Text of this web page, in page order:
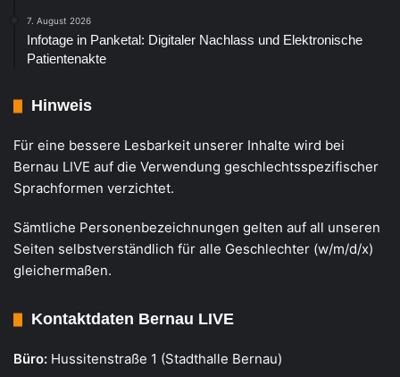
7. August 2026
Infotage in Panketal: Digitaler Nachlass und Elektronische
Patientenakte
Hinweis
Für eine bessere Lesbarkeit unserer Inhalte wird bei
Bernau LIVE auf die Verwendung geschlechtsspezifischer
Sprachformen verzichtet.
Sämtliche Personenbezeichnungen gelten auf all unseren
Seiten selbstverständlich für alle Geschlechter (w/m/d/x)
gleichermaßen.
Kontaktdaten Bernau LIVE
Büro: Hussitenstraße 1 (Stadthalle Bernau)